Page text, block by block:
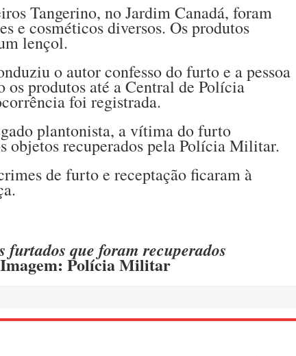
Tangerino, no Jardim Canadá, foram
e cosméticos diversos. Os produtos
lençol.
o autor confesso do furto e a pessoa
os produtos até a Central de Polícia
foi registrada.
plantonista, a vítima do furto
objetos recuperados pela Polícia Militar.
de furto e receptação ficaram à
furtados que foram recuperados
Imagem: Polícia Militar